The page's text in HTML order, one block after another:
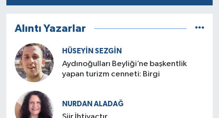
Alıntı Yazarlar
HÜSEYIN SEZGIN
Aydınoğulları Beyliği’ne başkentlik
yapan turizm cenneti: Birgi
NURDAN ALADAĞ